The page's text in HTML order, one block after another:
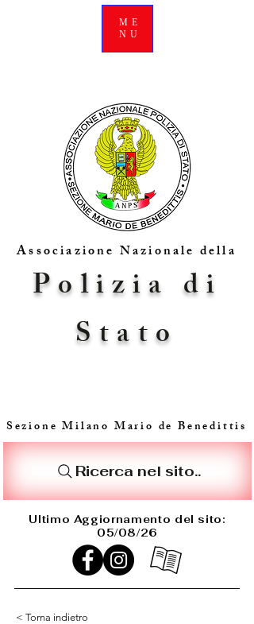
ME
NU
Associazione Nazionale della
Sezione Milano Mario de Benedittis
Ricerca nel sito..
Polizia di
Stato
Ultimo Aggiornamento del sito:
05/08/26
< Torna indietro